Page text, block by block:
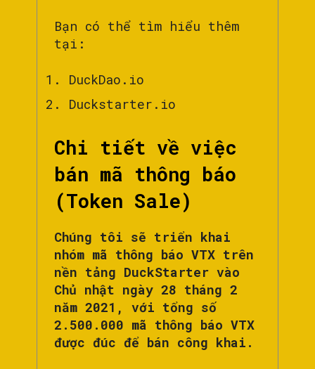
Bạn có thể tìm hiểu thêm
tại:
DuckDao.io
Duckstarter.io
Chi tiết về việc
bán mã thông báo
(Token Sale)
Chúng tôi sẽ triển khai
nhóm mã thông báo VTX trên
nền tảng DuckStarter vào
Chủ nhật ngày 28 tháng 2
năm 2021, với tổng số
2.500.000 mã thông báo VTX
được đúc để bán công khai.